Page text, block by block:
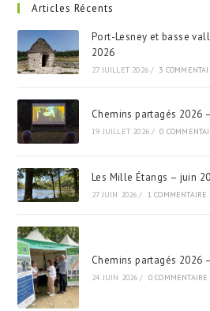
Articles Récents
Port-Lesney et basse
2026
27 JUILLET 2026 / 3
Chemins partagés 2026
19 JUILLET 2026 / 0
Les Mille Étangs – juin
27 JUIN 2026 / 1 COMMENTAIRE
Chemins partagés 2026
24 JUIN 2026 / 0 COMMENTAIRE